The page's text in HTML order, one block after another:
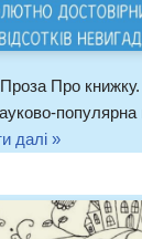
Проза Про
популярна
далі »